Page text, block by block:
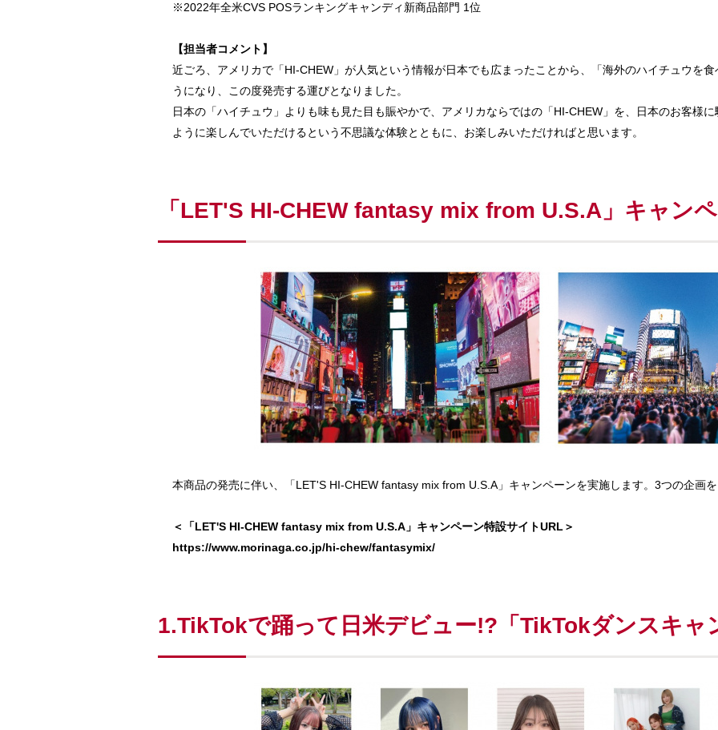
※2022年全米CVS POSランキングキャンディ新商品部門 1位
【担当者コメント】
近ごろ、アメリカで「HI-CHEW」が人気という情報が日本でも広まったことから、「海外のハイチュウを
うになり、この度発売する運びとなりました。
日本の「ハイチュウ」よりも味も見た目も賑やかで、アメリカならではの「HI-CHEW」を、日本のお客様
ように楽しんでいただけるという不思議な体験とともに、お楽しみいただければと思います。
「LET'S HI-CHEW fantasy mix from U.S.A」キャン
本商品の発売に伴い、「LET'S HI-CHEW fantasy mix from U.S.A」キャンペーンを実施します。3つの企画
＜「LET'S HI-CHEW fantasy mix from U.S.A」キャンペーン特設サイトURL＞
https://www.morinaga.co.jp/hi-chew/fantasymix/
1.TikTokで踊って日米デビュー!?「TikTokダンスキャ